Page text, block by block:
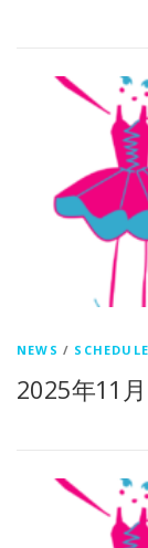
NEWS / SCHEDULE
2025年11